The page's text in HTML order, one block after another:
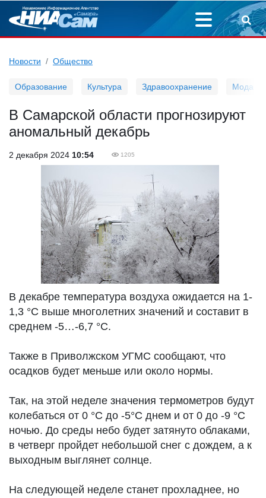
Новости Общество
Образование Культура Здравоохранение Мода
В Самарской области прогнозируют
аномальный декабрь
2 декабря 2024 10:54 1205
В декабре температура воздуха ожидается на 1-
1,3 °С выше многолетних значений и составит в
среднем -5…-6,7 °С.
Также в Приволжском УГМС сообщают, что
осадков будет меньше или около нормы.
Так, на этой неделе значения термометров будут
колебаться от 0 °С до -5°С днем и от 0 до -9 °С
ночью. До среды небо будет затянуто облаками,
в четверг пройдет небольшой снег с дождем, а к
выходным выглянет солнце.
На следующей неделе станет прохладнее, но